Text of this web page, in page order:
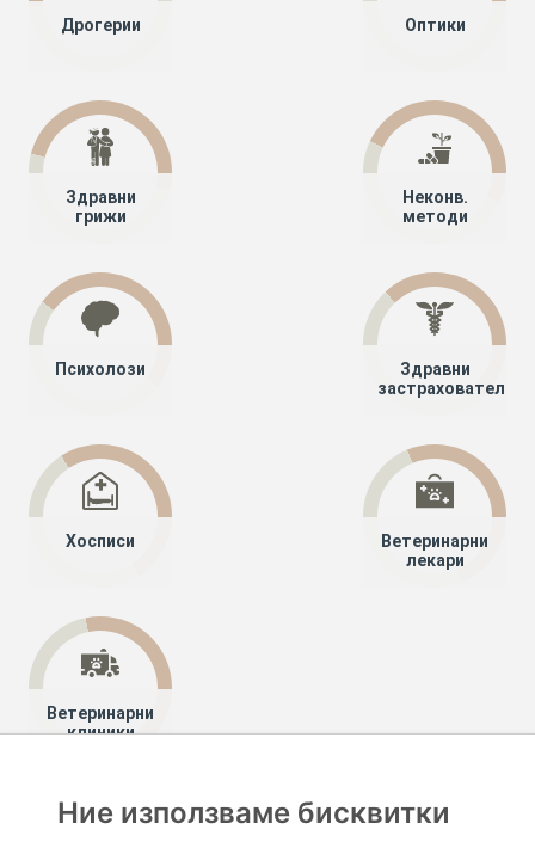
Дрогерии Оптики
Здравни
грижи
Неконв.
методи
Психолози
Здравни
застрахователи
Хосписи
Ветеринарни
лекари
Ветеринарни
клиники
Специалисти
Ние използваме бисквитки